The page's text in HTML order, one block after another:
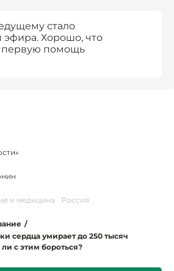
стало
эфира. Хорошо, что
первую помощь
и медицина Россия
/
сердца умирает до 250 тысяч
с этим бороться?